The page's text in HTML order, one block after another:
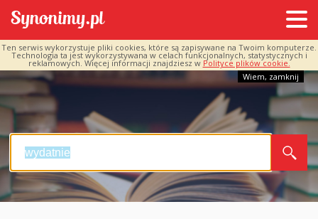
Ten serwis wykorzystuje pliki cookies, które są zapisywane na Twoim komputerze.
Technologia ta jest wykorzystywana w celach funkcjonalnych, statystycznych i
reklamowych. Więcej informacji znajdziesz w Polityce plików cookie.
Wiem, zamknij